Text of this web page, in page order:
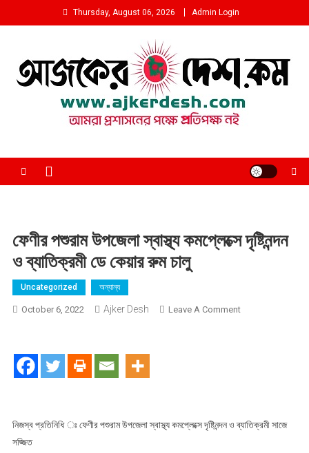
to
Thursday, August 06, 2026 Admin Login
ফেণীর পশুরাম উপজেলা স্বাস্থ্য কমপ্লেক্সে দৃষ্টিনন্দন
ও ব্যাতিক্রমী ডে কেয়ার রুম চালু
Uncategorized অন্যান্য
October 6, 2022 Ajker Desh Leave A CommentOn
নিজস্ব প্রতিনিধি ঃ ফেণীর পশুরাম উপজেলা স্বাস্থ্য কমপ্লেক্সে দৃষ্টিনন্দন ও ব্যাতিক্রমী সাজে
সজ্জিত